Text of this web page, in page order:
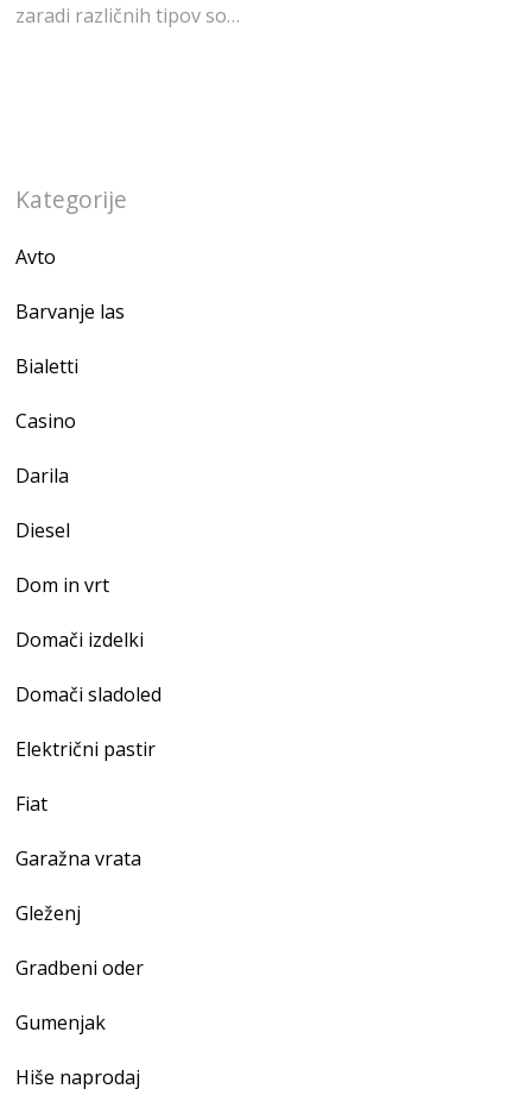
zaradi različnih tipov so…
Kategorije
Avto
Barvanje las
Bialetti
Casino
Darila
Diesel
Dom in vrt
Domači izdelki
Domači sladoled
Električni pastir
Fiat
Garažna vrata
Gleženj
Gradbeni oder
Gumenjak
Hiše naprodaj